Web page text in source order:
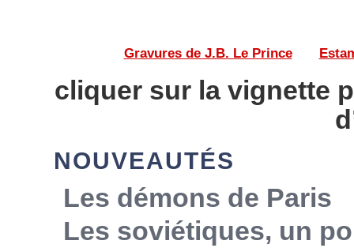
Gravures de J.B. Le Prince——
cliquer sur la vignette
NOUVEAUTÉS
Les démons de Paris
Les soviétiques, un